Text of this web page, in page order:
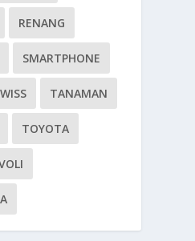
RENANG
SMARTPHONE
TANAMAN
TOYOTA